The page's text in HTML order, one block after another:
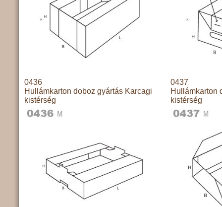
0436
Hullámkarton doboz gyártás Karcagi
kistérség
0437
Hullámkarton
kistérség